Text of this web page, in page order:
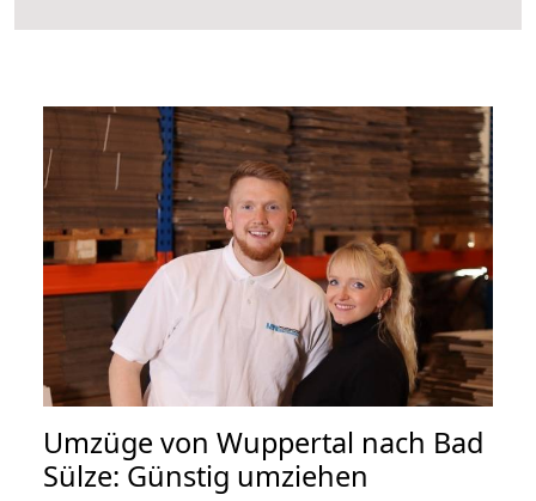
Umzüge von Wuppertal nach Bad
Sülze: Günstig umziehen